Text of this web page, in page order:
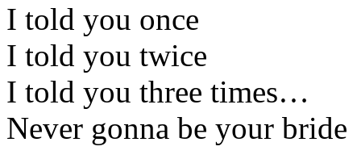
I told you once
I told you twice
I told you three times…
Never gonna be your bride